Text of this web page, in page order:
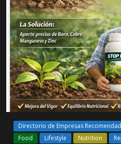
Directorio de Empresas
Food
Lifestyle Nutrition